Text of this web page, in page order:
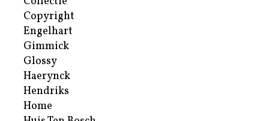
Copyright
Engelhart
Gimmick
Glossy
Haerynck
Hendriks
Home